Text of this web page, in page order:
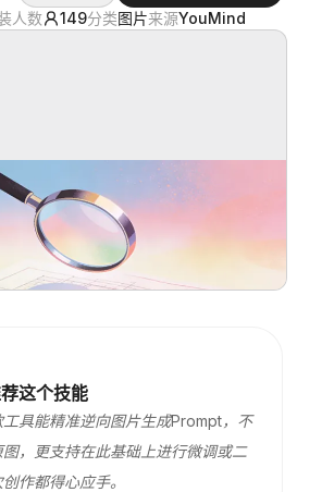
人数 149分类图片来源YouMind
这个技能
工具能精准逆向图片生成Prompt，不
，更支持在此基础上进行微调或二
作都得心应手。